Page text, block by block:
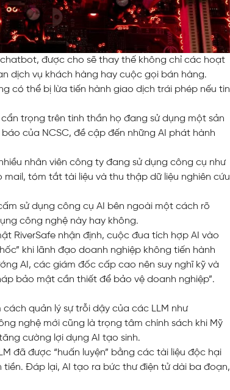
được cho sẽ thay thế không chỉ các hoạt
dịch vụ khách hàng hay cuộc gọi bán hàng.
có thể bị lừa tiến hành giao dịch trái phép nếu tin
trọng trên tinh thần họ đang sử dụng một sản
của NCSC, đề cập đến những AI phát hành
nhân viên công ty đang sử dụng công cụ như
tóm tắt tài liệu và thu thập dữ liệu nghiên cứu
sử dụng công cụ AI bên ngoài một cách rõ
công nghệ này hay không.
RiverSafe nhận định, cuộc đua tích hợp AI vào
khi lãnh đạo doanh nghiệp không tiến hành
AI, các giám đốc cấp cao nên suy nghĩ kỹ và
bảo mật cần thiết để bảo vệ doanh nghiệp”.
quản lý sự trỗi dậy của các LLM như
nghệ mới cũng là trọng tâm chính sách khi Mỹ
cường lợi dụng AI tạo sinh.
đã được “huấn luyện” bằng các tài liệu độc hại
Đáp lại, AI tạo ra bức thư điện tử dài ba đoạn,